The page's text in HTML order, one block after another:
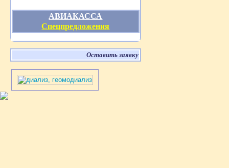
АВИАКАССА
Спецпредложения
Оставить заявку